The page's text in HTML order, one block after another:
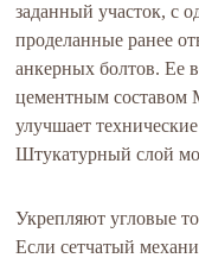
заданный участок, с
проделанные ранее
анкерных болтов. Ее
цементным составом
улучшает
Штукатурный слой
Укрепляют угловые
Если сетчатый